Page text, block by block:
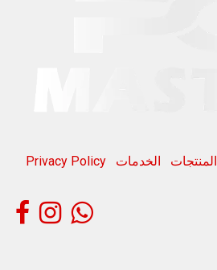
المنتجات الخدمات Privacy Policy